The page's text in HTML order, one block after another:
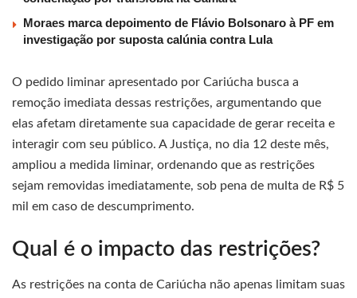
Moraes marca depoimento de Flávio Bolsonaro à PF em
investigação por suposta calúnia contra Lula
O pedido liminar apresentado por Cariúcha busca a
remoção imediata dessas restrições, argumentando que
elas afetam diretamente sua capacidade de gerar receita e
interagir com seu público. A Justiça, no dia 12 deste mês,
ampliou a medida liminar, ordenando que as restrições
sejam removidas imediatamente, sob pena de multa de R$ 5
mil em caso de descumprimento.
Qual é o impacto das restrições?
As restrições na conta de Cariúcha não apenas limitam suas